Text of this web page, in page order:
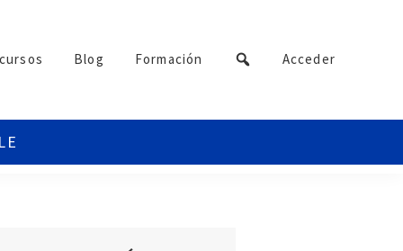
Blog Formación Acceder